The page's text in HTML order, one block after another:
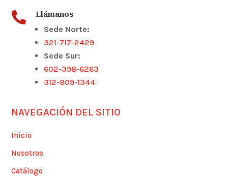
 Llámanos
Sede Norte:
321-717-2429
Sede Sur:
602-398-6263
312-809-1344
NAVEGACIÓN DEL SITIO
Inicio
Nosotros
Catálogo